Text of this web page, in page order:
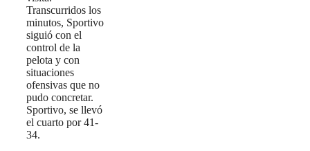
Transcurridos los
minutos, Sportivo
siguió con el
control de la
pelota y con
situaciones
ofensivas que no
pudo concretar.
Sportivo, se llevó
el cuarto por 41-
34.